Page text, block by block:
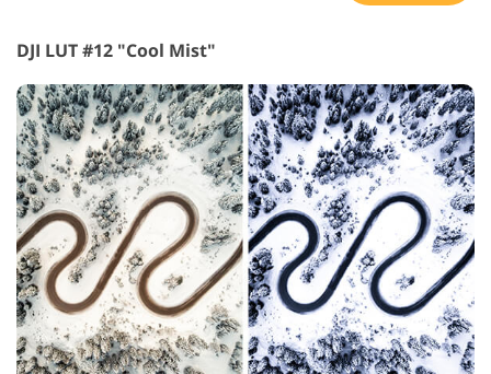
DJI LUT #12 "Cool Mist"